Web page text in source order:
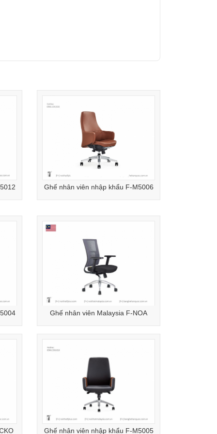
Ghế nhân viên nhập khẩu F-M5006
Ghế nhân viên Malaysia F-NOA
Ghế nhân viên nhập khẩu F-M5005